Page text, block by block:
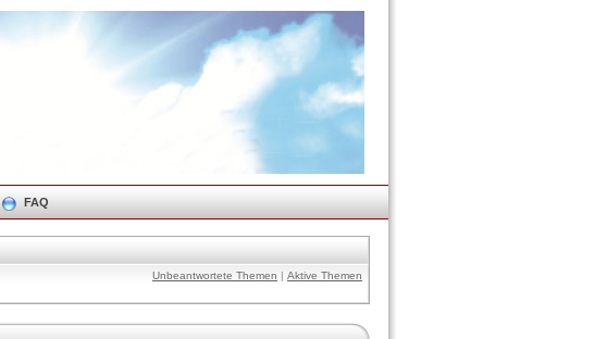
FAQ
Unbeantwortete Themen | Aktive Themen